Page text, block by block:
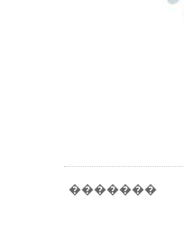
�������